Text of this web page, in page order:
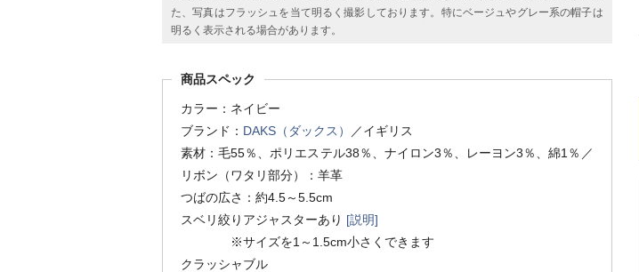
た、写真はフラッシュを当て明るく撮影しております。特にベージュやグレー系の帽子は
明るく表示される場合があります。
商品スペック
カラー：ネイビー
ブランド： DAKS（ダックス）
／イギリス
素材：毛55％、ポリエステル38％、ナイロン3％、レーヨン3％、綿1％／
リボン（ワタリ部分）：羊革
つばの広さ：約4.5～5.5cm
スベリ絞りアジャスターあり [説明]
※サイズを1～1.5cm小さくできます
クラッシャブル